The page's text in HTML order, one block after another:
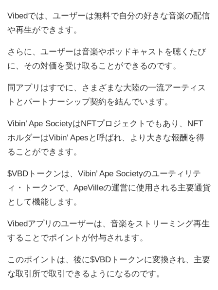
Vibedでは、ユーザーは無料で自分の好きな音楽の配信
や再生ができます。
さらに、ユーザーは音楽やポッドキャストを聴くたび
に、その対価を受け取ることができるのです。
同アプリはすでに、さまざまな大陸の一流アーティス
トとパートナーシップ契約を結んでいます。
Vibin’ Ape SocietyはNFTプロジェクトでもあり、NFT
ホルダーはVibin’ Apesと呼ばれ、より大きな報酬を得
ることができます。
$VBDトークンは、Vibin’ Ape Societyのユーティリテ
ィ・トークンで、ApeVilleの運営に使用される主要通貨
として機能します。
Vibedアプリのユーザーは、音楽をストリーミング再生
することでポイントが付与されます。
このポイントは、後に$VBDトークンに変換され、主要
な取引所で取引できるようになるのです。